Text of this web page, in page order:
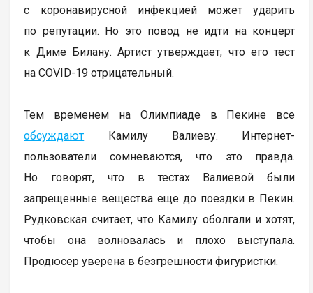
с коронавирусной инфекцией может ударить
по репутации. Но это повод не идти на концерт
к Диме Билану. Артист утверждает, что его тест
на COVID-19 отрицательный.
Тем временем на Олимпиаде в Пекине все
обсуждают Камилу Валиеву. Интернет-
пользователи сомневаются, что это правда.
Но говорят, что в тестах Валиевой были
запрещенные вещества еще до поездки в Пекин.
Рудковская считает, что Камилу оболгали и хотят,
чтобы она волновалась и плохо выступала.
Продюсер уверена в безгрешности фигуристки.